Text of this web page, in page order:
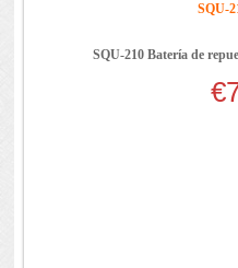
SQU-
SQU-210 Batería de